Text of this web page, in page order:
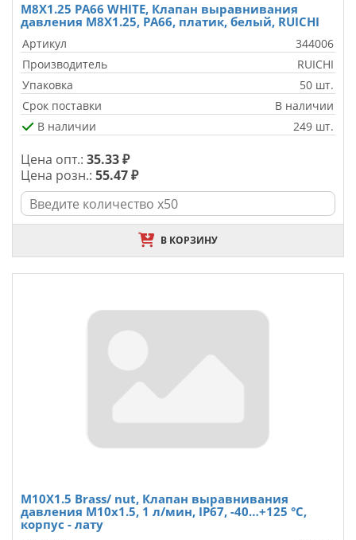
M8X1.25 PA66 WHITE, Клапан выравнивания
давления M8X1.25, PA66, платик, белый, RUICHI
Артикул
344006
Производитель
RUICHI
Упаковка
50 шт.
Срок поставки
В наличии
В наличии
249 шт.
Цена опт.: 35.33 ₽
Цена розн.: 55.47 ₽
В КОРЗИНУ
M10X1.5 Brass/ nut, Клапан выравнивания
давления M10х1.5, 1 л/мин, IP67, -40…+125 °C,
корпус - лату